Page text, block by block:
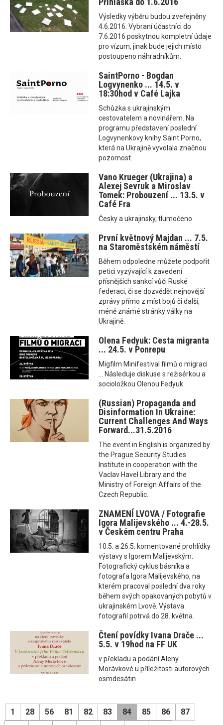
Výsledky výběru budou zveřejněny
4.6.2016. Vybraní účastníci do
7.6.2016 poskytnou kompletní údaje
pro vízum, jinak bude jejich místo
postoupeno náhradníkům.
SaintPorno - Bogdan
Logvynenko ... 14.5. v
18:30hod v Café Lajka
Schůzka s ukrajinským
cestovatelem a novinářem. Na
programu představení poslední
Logvynenkovy knihy Saint Porno,
která na Ukrajině vyvolala značnou
pozornost.
Vano Krueger (Ukrajina) a
Alexej Sevruk a Miroslav
Tomek: Probouzení ... 13.5. v
Café Fra
Česky a ukrajinsky, tlumočeno
První květnový Majdan ... 7.5.
na Staroměstském náměstí
Během odpoledne můžete podpořit
petici vyzývající k zavedení
přísnějších sankcí vůči Ruské
federaci, či se dozvědět nejnovější
zprávy přímo z míst bojů či další,
méně známé stránky války na
Ukrajině.
Olena Fedyuk: Cesta migranta
... 24.5. v Ponrepu
Migfilm Minifestival filmů o migraci
... Následuje diskuse s režisérkou a
socioložkou Olenou Fedyuk
(Russian) Propaganda and
Disinformation In Ukraine:
Current Challenges And Ways
Forward...31.5.2016
The event in English is organized by
the Prague Security Studies
Institute in cooperation with the
Vaclav Havel Library and the
Ministry of Foreign Affairs of the
Czech Republic.
ZNAMENÍ LVOVA / Fotografie
Igora Malijevského ... 4.-28.5.
v Českém centru Praha
10.5. a 26.5. komentované prohlídky
výstavy s Igorem Malijevským.
Fotografický cyklus básníka a
fotografa Igora Malijevského, na
kterém pracoval poslední dva roky
během svých opakovaných pobytů v
ukrajinském Lvově. Výstava
fotografií potrvá do 28. května.
Čtení povídky Ivana Drače ...
5.5. v 19hod na FF UK
v překladu a podání Aleny
Morávkové u příležitosti autorových
osmdesátin
1 28 56 81 82 83 84 85 86
87